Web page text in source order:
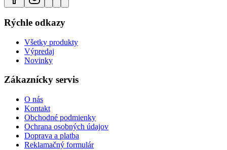
Rýchle odkazy
Všetky produkty
Výpredaj
Novinky
Zákaznícky servis
O nás
Kontakt
Obchodné podmienky
Ochrana osobných údajov
Doprava a platba
Reklamačný formulár